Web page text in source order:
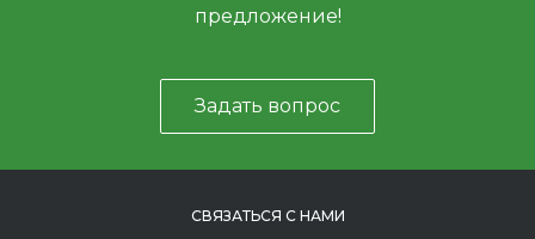
предложение!
Задать вопрос
СВЯЗАТЬСЯ С НАМИ